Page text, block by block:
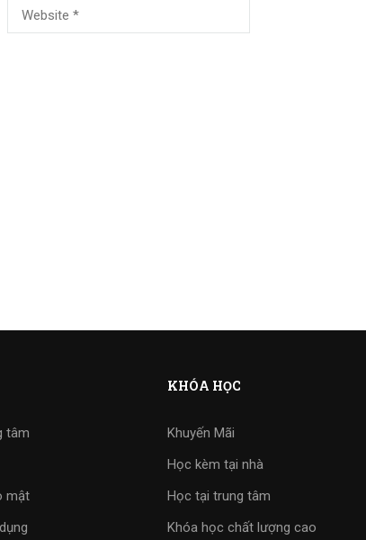
tâm
mật
KHÓA HỌC
Khuyến Mãi
Học kèm tại nhà
Học tại trung tâm
Khóa học chất lượng cao